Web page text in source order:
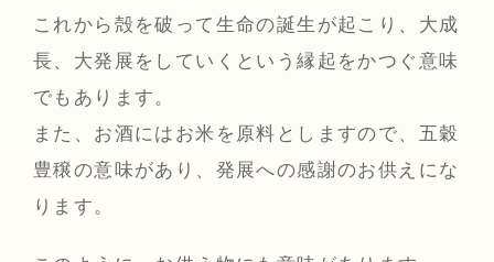
これから殻を破って生命の誕生が起こり、大成
長、大発展をしていくという縁起をかつぐ意味
でもあります。
また、お酒にはお米を原料としますので、五穀
豊穣の意味があり、発展への感謝のお供えにな
ります。